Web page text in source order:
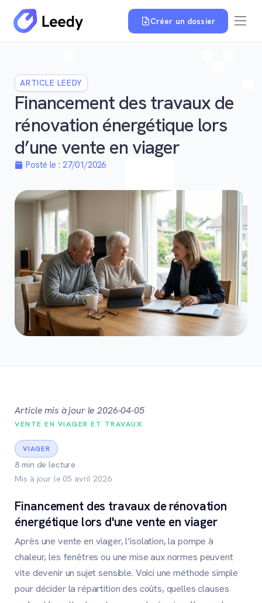
Créer un dossier
ARTICLE LEEDY
Financement des travaux de
rénovation énergétique lors
d’une vente en viager
Posté le : 27/01/2026
Article mis à jour le 2026-04-05
VENTE EN VIAGER ET TRAVAUX
VIAGER
8 min de lecture
Mis à jour le 05 avril 2026
Financement des travaux de rénovation
énergétique lors d'une vente en viager
Après une vente en viager, l’isolation, la pompe à
chaleur, les fenêtres ou une mise aux normes peuvent
vite devenir un sujet sensible. Voici une méthode simple
pour décider la répartition des coûts, quelles clauses